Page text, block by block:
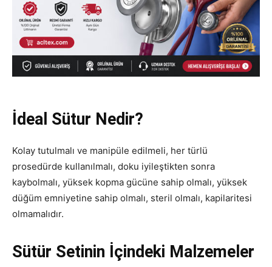
İdeal Sütur Nedir?
Kolay tutulmalı ve manipüle edilmeli, her türlü
prosedürde kullanılmalı, doku iyileştikten sonra
kaybolmalı, yüksek kopma gücüne sahip olmalı, yüksek
düğüm emniyetine sahip olmalı, steril olmalı, kapilaritesi
olmamalıdır.
Sütür Setinin İçindeki Malzemeler